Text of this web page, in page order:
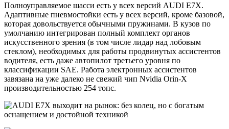
Полноуправляемое шасси есть у всех версий AUDI E7X.
Адаптивные пневмостойки есть у всех версий, кроме базовой,
которая довольствуется обычными пружинами. В кузов по
умолчанию интегрирован полный комплект органов
искусственного зрения (в том числе лидар над лобовым
стеклом), необходимых для работы продвинутых ассистентов
водителя, есть даже автопилот третьего уровня по
классификации SAE. Работа электронных ассистентов
завязана на уже далеко не свежий чип Nvidia Orin-X
производительностью 254 топс.